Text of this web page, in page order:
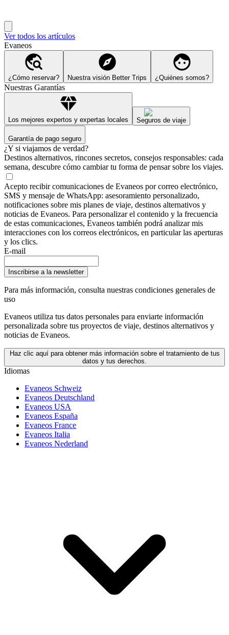
Ver todos los artículos
Evaneos
¿Cómo reservar? Nuestra visión Better Trips ¿Quiénes somos?
Nuestras Garantías
Los mejores expertos y expertas locales Seguros de viaje
Garantía de pago seguro
¿Y si viajamos de verdad?
Destinos alternativos, rincones secretos, consejos responsables: cada
semana, descubre cómo cambiar tu forma de pensar sobre los viajes.
Acepto recibir comunicaciones de Evaneos por correo electrónico,
SMS y mensaje de WhatsApp: asesoramiento personalizado,
notificaciones sobre mis planes de viaje, destinos alternativos y
noticias de Evaneos. Para personalizar el contenido y la frecuencia
de estas comunicaciones, Evaneos también podrá analizar mis
interacciones con los correos electrónicos, en particular las aperturas
y los clics.
E-mail
Inscribirse a la newsletter
Para más información, consulta nuestras condiciones generales de
uso
Evaneos utiliza tus datos personales para enviarte información
personalizada sobre tus proyectos de viaje, destinos alternativos y
noticias de Evaneos.
Haz clic aquí para obtener más información sobre el tratamiento de tus
datos y tus derechos.
Idiomas
Evaneos Schweiz
Evaneos Deutschland
Evaneos USA
Evaneos España
Evaneos France
Evaneos Italia
Evaneos Nederland